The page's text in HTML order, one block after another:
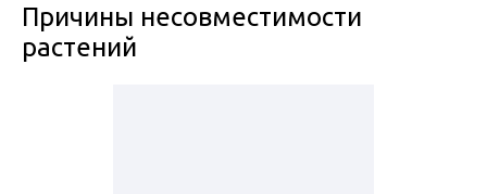
Причины несовместимости
растений